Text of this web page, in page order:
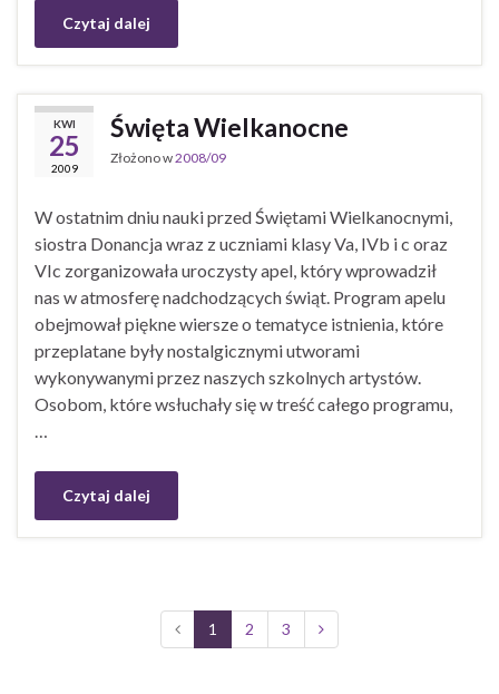
Czytaj dalej
KWI
25
2009
Święta Wielkanocne
Złożono w2008/09
W ostatnim dniu nauki przed Świętami Wielkanocnymi,
siostra Donancja wraz z uczniami klasy Va, IVb i c oraz
VIc zorganizowała uroczysty apel, który wprowadził
nas w atmosferę nadchodzących świąt. Program apelu
obejmował piękne wiersze o tematyce istnienia, które
przeplatane były nostalgicznymi utworami
wykonywanymi przez naszych szkolnych artystów.
Osobom, które wsłuchały się w treść całego programu,
…
Czytaj dalej
1 2 3